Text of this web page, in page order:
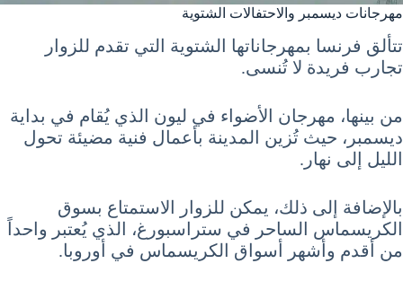
مهرجانات ديسمبر والاحتفالات الشتوية
تتألق فرنسا بمهرجاناتها الشتوية التي تقدم للزوار
تجارب فريدة لا تُنسى.
من بينها، مهرجان الأضواء في ليون الذي يُقام في بداية
ديسمبر، حيث تُزين المدينة بأعمال فنية مضيئة تحول
الليل إلى نهار.
بالإضافة إلى ذلك، يمكن للزوار الاستمتاع بسوق
الكريسماس الساحر في ستراسبورغ، الذي يُعتبر واحداً
من أقدم وأشهر أسواق الكريسماس في أوروبا.